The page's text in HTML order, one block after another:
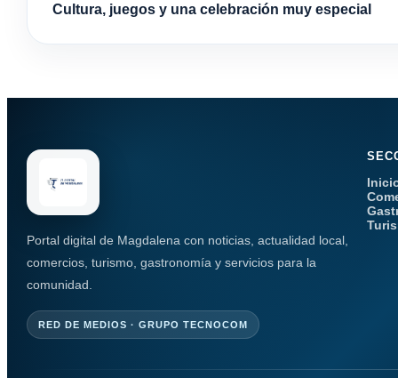
Cultura, juegos y una celebración muy especial
Portal digital de Magdalena con noticias, actualidad local,
comercios, turismo, gastronomía y servicios para la
comunidad.
RED DE MEDIOS · GRUPO TECNOCOM